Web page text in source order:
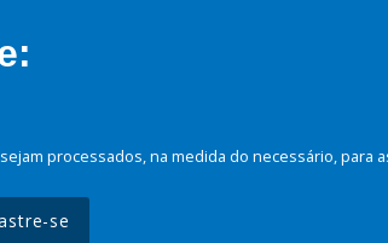
processados, na medida do necessário, para
se